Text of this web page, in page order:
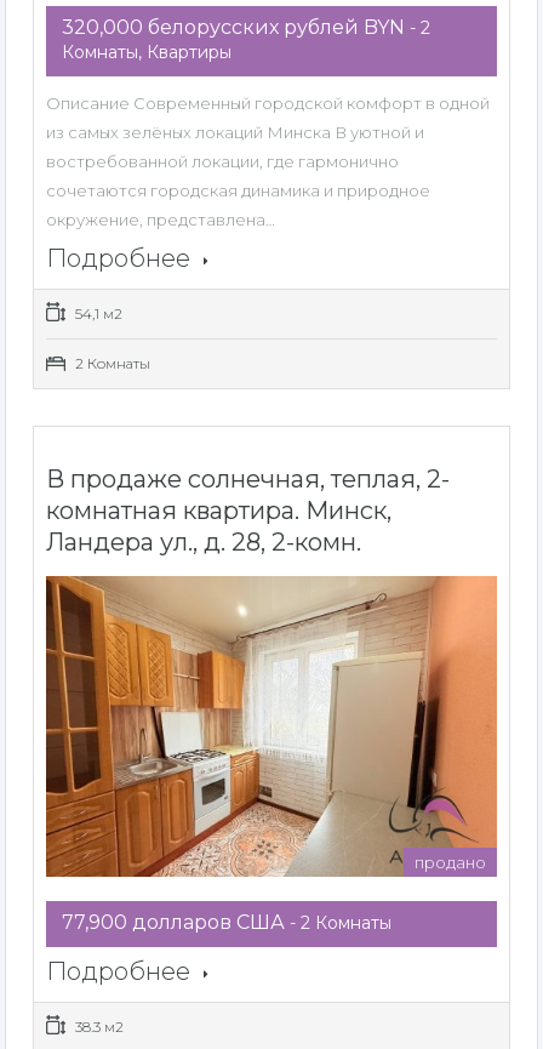
320,000 белорусских рублей BYN - 2
Комнаты, Квартиры
Описание Современный городской комфорт в одной
из самых зелёных локаций Минска В уютной и
востребованной локации, где гармонично
сочетаются городская динамика и природное
окружение, представлена…
Подробнее
54,1 м2
2 Комнаты
В продаже солнечная, теплая, 2-
комнатная квартира. Минск,
Ландера ул., д. 28, 2-комн.
продано
77,900 долларов США - 2 Комнаты
Подробнее
38.3 м2